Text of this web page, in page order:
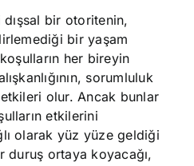
dışsal bir otoritenin,
bir yaşam
her bireyin
sorumluluk
olur. Ancak bunlar
etkilerini
olarak yüz yüze geldiği
duruş ortaya koyacağı,